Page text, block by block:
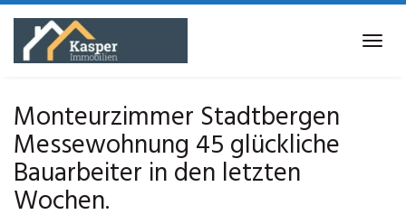
Skip
main
Monteurzimmer Stadtbergen
Messewohnung 45 glückliche
Bauarbeiter in den letzten
Wochen.